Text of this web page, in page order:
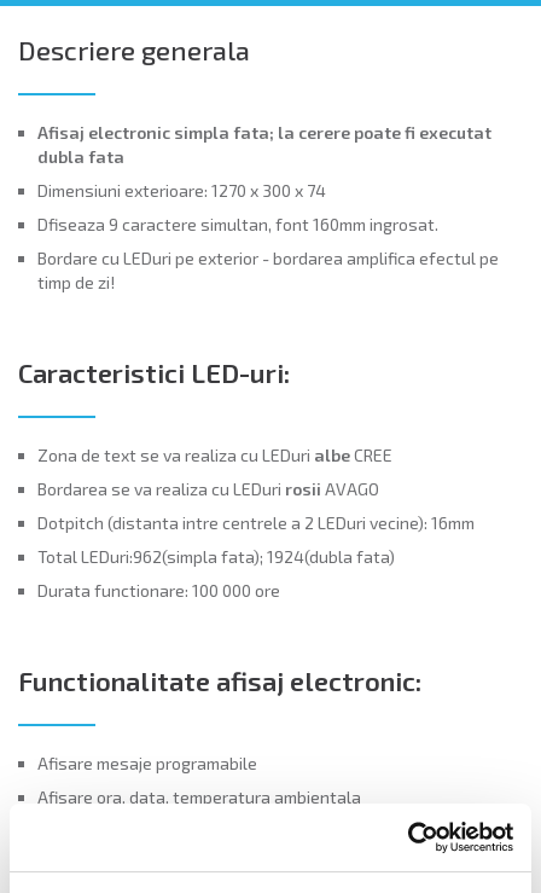
Descriere generala
Afisaj electronic simpla fata; la cerere poate fi executat
dubla fata
Dimensiuni exterioare: 1270 x 300 x 74
Dfiseaza 9 caractere simultan, font 160mm ingrosat.
Bordare cu LED­uri pe exterior - bordarea amplifica efectul pe
timp de zi!
Caracteristici LED-uri:
Zona de text se va realiza cu LED­uri albeCREE
Bordarea se va realiza cu LED­uri rosii AVAGO
Dotpitch (distanta intre centrele a 2 LED­uri vecine): 16mm
Total LED­uri:962(simpla fata); 1924(dubla fata)
Durata functionare: 100 000 ore
Functionalitate afisaj electronic:
Afisare mesaje programabile
Afisare ora, data, temperatura ambientala